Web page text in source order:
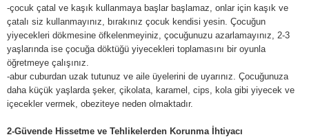
-çocuk çatal ve kaşık kullanmaya başlar başlamaz, onlar için kaşık ve
çatalı siz kullanmayınız, bırakınız çocuk kendisi yesin. Çocuğun
yiyecekleri dökmesine öfkelenmeyiniz, çocuğunuzu azarlamayınız, 2-3
yaşlarında ise çocuğa döktüğü yiyecekleri toplamasını bir oyunla
öğretmeye çalışınız.
-abur cuburdan uzak tutunuz ve aile üyelerini de uyarınız. Çocuğunuza
daha küçük yaşlarda şeker, çikolata, karamel, cips, kola gibi yiyecek ve
içecekler vermek, obeziteye neden olmaktadır.
2-Güvende Hissetme ve Tehlikelerden Korunma İhtiyacı